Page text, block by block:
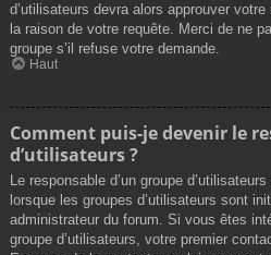
d’utilisateurs devra alors approuver
la raison de votre requête. Merci de ne
groupe s’il refuse votre demande.
Haut
Comment puis-je devenir le
d’utilisateurs ?
Le responsable d’un groupe
lorsque les groupes d’utilisateurs sont
administrateur du forum. Si vous êtes
groupe d’utilisateurs, votre premier